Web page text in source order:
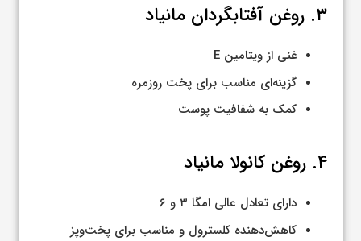
۳. روغن آفتابگردان مانیاد
غنی از ویتامین E
گزینه‌ای مناسب برای پخت روزمره
کمک به شفافیت پوست
۴. روغن کانولا مانیاد
دارای تعادل عالی امگا ۳ و ۶
کاهش‌دهنده کلسترول و مناسب برای پخت‌وپز